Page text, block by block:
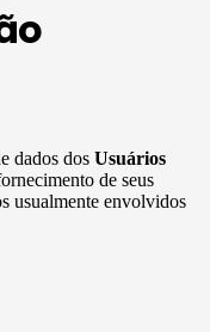
dados dos Usuários
de seus
usualmente envolvidos